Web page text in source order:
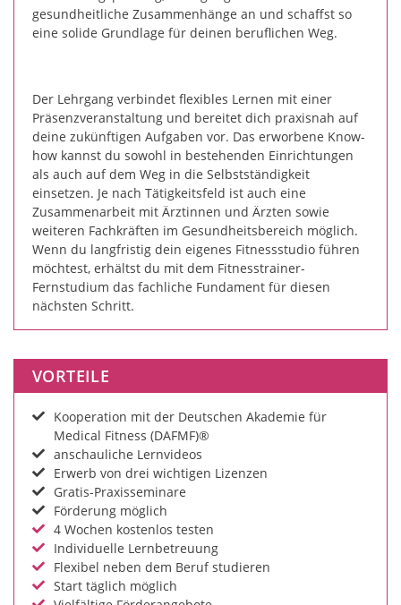
gesundheitliche Zusammenhänge an und schaffst so
eine solide Grundlage für deinen beruflichen Weg.
Der Lehrgang verbindet flexibles Lernen mit einer
Präsenzveranstaltung und bereitet dich praxisnah auf
deine zukünftigen Aufgaben vor. Das erworbene Know-
how kannst du sowohl in bestehenden Einrichtungen
als auch auf dem Weg in die Selbstständigkeit
einsetzen. Je nach Tätigkeitsfeld ist auch eine
Zusammenarbeit mit Ärztinnen und Ärzten sowie
weiteren Fachkräften im Gesundheitsbereich möglich.
Wenn du langfristig dein eigenes Fitnessstudio führen
möchtest, erhältst du mit dem Fitnesstrainer-
Fernstudium das fachliche Fundament für diesen
nächsten Schritt.
VORTEILE
Kooperation mit der Deutschen Akademie für
Medical Fitness (DAFMF)®
anschauliche Lernvideos
Erwerb von drei wichtigen Lizenzen
Gratis-Praxisseminare
Förderung möglich
4 Wochen kostenlos testen
Individuelle Lernbetreuung
Flexibel neben dem Beruf studieren
Start täglich möglich